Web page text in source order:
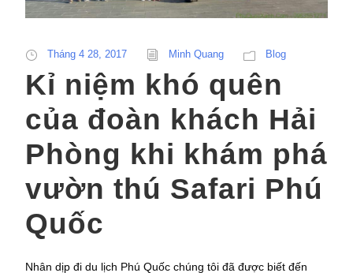
Tháng 4 28, 2017 Minh Quang Blog
Kỉ niệm khó quên
của đoàn khách Hải
Phòng khi khám phá
vườn thú Safari Phú
Quốc
Nhân dịp đi du lịch Phú Quốc chúng tôi đã được biết đến